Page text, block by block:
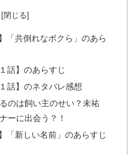
「共倒れなボクら」のあら
話】のあらすじ
話】のネタバレ感想
のは飼い主のせい？未祐
ーに出会う？！
「新しい名前」のあらすじ